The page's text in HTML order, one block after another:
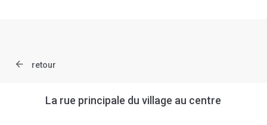
retour
La rue principale du village au centre